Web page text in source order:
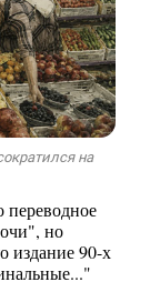
на
переводное
но
издание 90-х